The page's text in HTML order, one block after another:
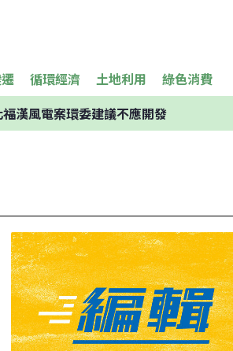
循環經濟 土地利用 綠色消費
漢風電案環委建議不應開發